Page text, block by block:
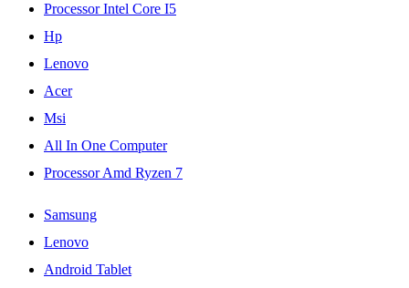
Processor Intel Core I5
Hp
Lenovo
Acer
Msi
All In One Computer
Processor Amd Ryzen 7
Samsung
Lenovo
Android Tablet